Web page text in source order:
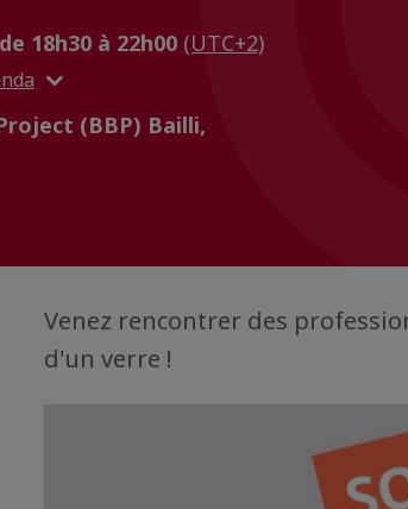
18h30 à 22h00 (UTC+2)
(BBP) Bailli,
Venez rencontrer des
d'un verre !